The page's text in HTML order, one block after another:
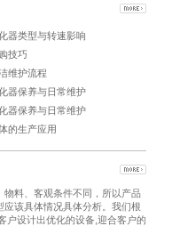
器类型与转速影响
技巧
维护流程
器保养与日常维护
器保养与日常维护
的生产应用
物料、客观条件不同，所以产品
应该具体情况具体分析。我们根
户设计出优化的设备,迎合客户的
气流式雾化器 标准压力式